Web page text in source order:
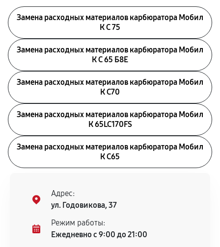
Замена расходных материалов карбюратора Мобил
К С 75
Замена расходных материалов карбюратора Мобил
К С 65 Б8Е
Замена расходных материалов карбюратора Мобил
К С70
Замена расходных материалов карбюратора Мобил
К 65LC170FS
Замена расходных материалов карбюратора Мобил
К С65
Адрес:
ул. Годовикова, 37
Режим работы:
Ежедневно с 9:00 до 21:00